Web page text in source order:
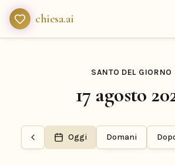
chiesa.ai
SANTO DEL GIORNO
17 agosto
Oggi Domani